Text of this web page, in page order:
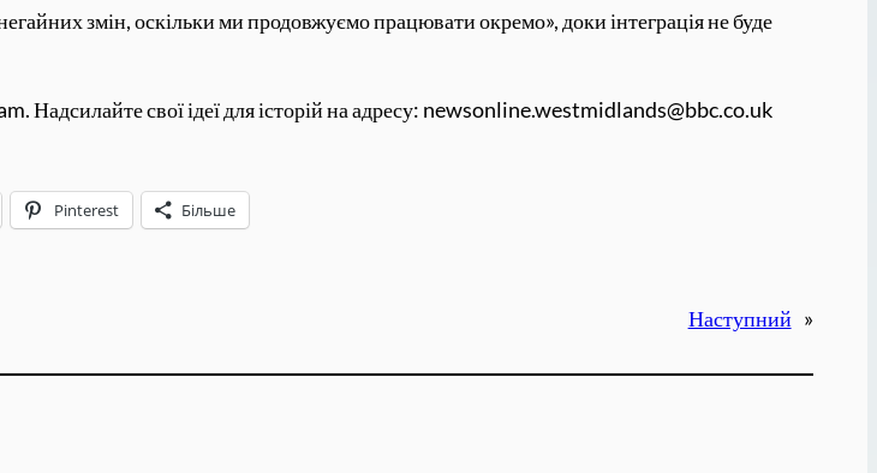
змін, оскільки ми продовжуємо працювати окремо», доки інтеграція не буде
свої ідеї для історій на адресу: newsonline.westmidlands@bbc.co.uk
Pinterest Більше
Наступний »